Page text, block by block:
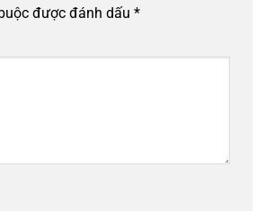
được đánh dấu *